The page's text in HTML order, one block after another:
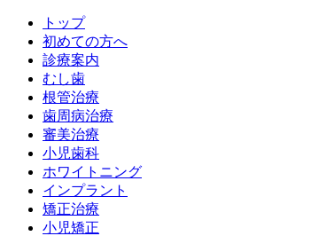
トップ
初めての方へ
診療案内
むし歯
根管治療
歯周病治療
審美治療
小児歯科
ホワイトニング
インプラント
矯正治療
小児矯正